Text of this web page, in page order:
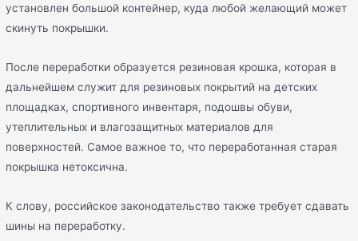
установлен большой контейнер, куда любой желающий может
скинуть покрышки.
После переработки образуется резиновая крошка, которая в
дальнейшем служит для резиновых покрытий на детских
площадках, спортивного инвентаря, подошвы обуви,
утеплительных и влагозащитных материалов для
поверхностей. Самое важное то, что переработанная старая
покрышка нетоксична.
К слову, российское законодательство также требует сдавать
шины на переработку.